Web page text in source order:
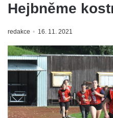
Hejbněme
redakce 16. 11. 2021